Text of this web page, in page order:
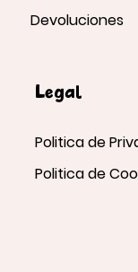
Devoluciones
Legal
Politica de
Politica de